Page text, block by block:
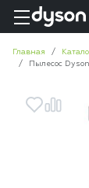
Главная
Пылесос